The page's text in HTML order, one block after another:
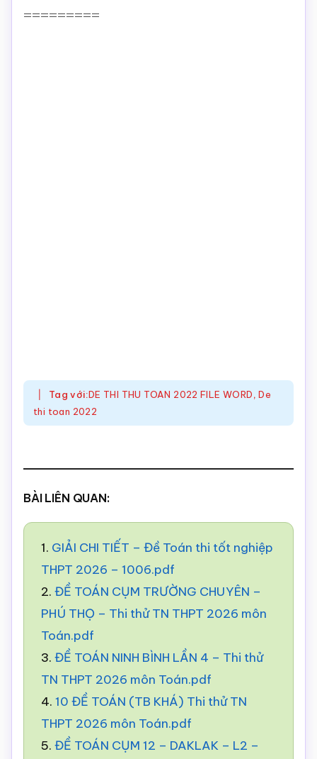
=========
Tag với:DE THI THU TOAN 2022 FILE WORD,De
thi toan 2022
BÀI LIÊN QUAN:
1. GIẢI CHI TIẾT – Đề Toán thi tốt nghiệp
THPT 2026 – 1006.pdf
2. ĐỀ TOÁN CỤM TRƯỜNG CHUYÊN –
PHÚ THỌ – Thi thử TN THPT 2026 môn
Toán.pdf
3. ĐỀ TOÁN NINH BÌNH LẦN 4 – Thi thử
TN THPT 2026 môn Toán.pdf
4. 10 ĐỀ TOÁN (TB KHÁ) Thi thử TN
THPT 2026 môn Toán.pdf
5. ĐỀ TOÁN CỤM 12 – DAKLAK – L2 –